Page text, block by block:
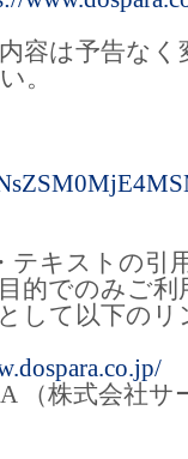
容は予告なく
。
テキストの引
的でのみご
して以下の
（株式会社サ